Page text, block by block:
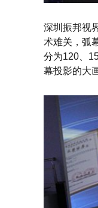
深圳振邦视
术难关，弧
分为120、
幕投影的大